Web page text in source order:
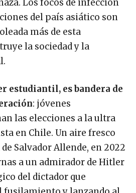
del país asiático son
más de esta
la sociedad y la
estudiantil, es bandera de
: jóvenes
las elecciones a la ultra
en Chile. Un aire fresco
Salvador Allende, en 2022
a un admirador de Hitler
del dictador que
fusilamiento y lanzando al